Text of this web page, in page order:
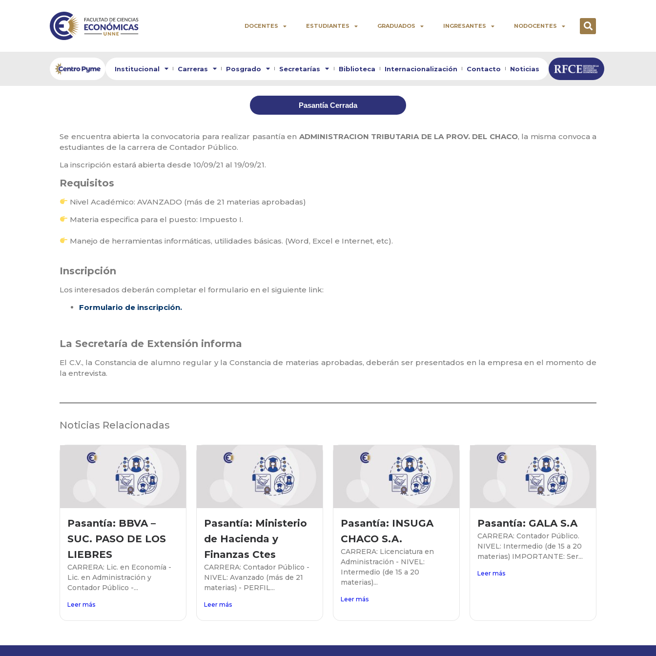
DOCENTES ESTUDIANTES GRADUADOS INGRESANTES NODOCENTES
Institucional Carreras Posgrado Secretarías Biblioteca Internacionalización Contacto Noticias
Pasantía Cerrada
Se encuentra abierta la convocatoria para realizar pasantía en ADMINISTRACION TRIBUTARIA DE LA PROV. DEL CHACO, la misma convoca a
estudiantes de la carrera de Contador Público.
La inscripción estará abierta desde 10/09/21 al 19/09/21.
Requisitos
Nivel Académico: AVANZADO (más de 21 materias aprobadas)
Materia especifica para el puesto: Impuesto I.
Manejo de herramientas informáticas, utilidades básicas. (Word, Excel e Internet, etc).
⁣Inscripción
Los interesados deberán completar el formulario en el siguiente link:⁣
Formulario de inscripción.
La Secretaría de Extensión informa
El C.V., la Constancia de alumno regular y la Constancia de materias aprobadas, deberán ser presentados en la empresa en el momento de
la entrevista.
Noticias Relacionadas
Pasantía: BBVA –
SUC. PASO DE LOS
LIEBRES
CARRERA: Lic. en Economía -
Lic. en Administración y
Contador Público -...
Leer más
Pasantía: Ministerio
de Hacienda y
Finanzas Ctes
CARRERA: Contador Público -
NIVEL: Avanzado (más de 21
materias) - PERFIL...
Leer más
Pasantía: INSUGA
CHACO S.A.
CARRERA: Licenciatura en
Administración - NIVEL:
Intermedio (de 15 a 20
materias)...
Leer más
Pasantía: GALA S.A
CARRERA: Contador Público.
NIVEL: Intermedio (de 15 a 20
materias) IMPORTANTE: Ser...
Leer más